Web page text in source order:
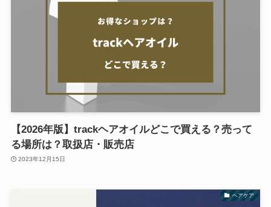
【2026年版】trackヘアオイルどこで買える？売って
る場所は？取扱店・販売店
2023年12月15日
ヘアケア